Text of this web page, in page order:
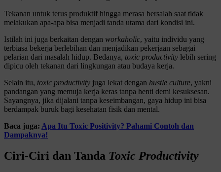
Tekanan untuk terus produktif hingga merasa bersalah saat tidak
melakukan apa-apa bisa menjadi tanda utama dari kondisi ini.
Istilah ini juga berkaitan dengan workaholic, yaitu individu yang
terbiasa bekerja berlebihan dan menjadikan pekerjaan sebagai
pelarian dari masalah hidup. Bedanya, toxic productivity lebih sering
dipicu oleh tekanan dari lingkungan atau budaya kerja.
Selain itu, toxic productivity juga lekat dengan hustle culture, yakni
pandangan yang memuja kerja keras tanpa henti demi kesuksesan.
Sayangnya, jika dijalani tanpa keseimbangan, gaya hidup ini bisa
berdampak buruk bagi kesehatan fisik dan mental.
Baca juga: Apa Itu Toxic Positivity? Pahami Contoh dan
Dampaknya!
Ciri-Ciri dan Tanda Toxic Productivity